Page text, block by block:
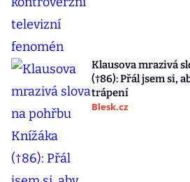
Klausova mrazivá
(†86): Přál jsem si,
trápení
Blesk.cz